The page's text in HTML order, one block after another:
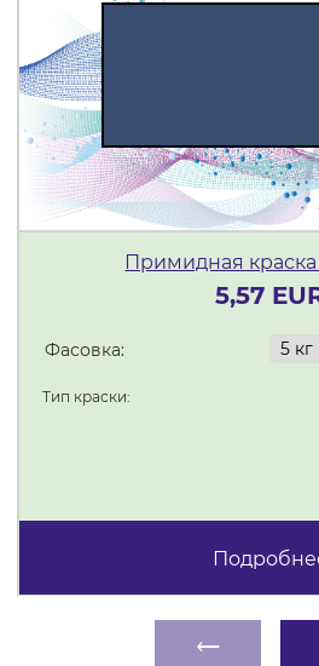
Примидная краска
5,57
Фасовка:
Тип краски:
←